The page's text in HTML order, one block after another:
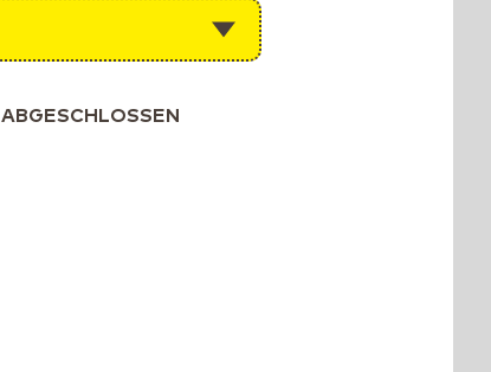
ABGESCHLOSSEN